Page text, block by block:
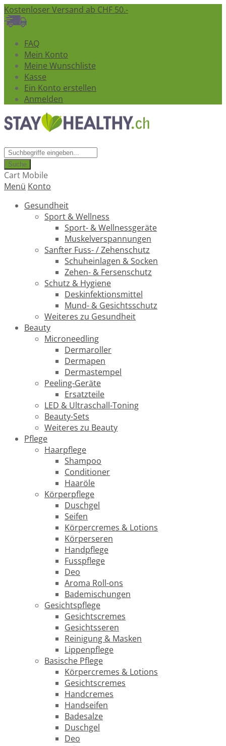
Kostenloser Versand ab CHF 50.-
FAQ
Mein Konto
Meine Wunschliste
Kasse
Ein Konto erstellen
Anmelden
Suche
Cart Mobile
Menü Konto
Gesundheit
Sport & Wellness
Sport- & Wellnessgeräte
Muskelverspannungen
Sanfter Fuss- / Zehenschutz
Schuheinlagen & Socken
Zehen- & Fersenschutz
Schutz & Hygiene
Deskinfektionsmittel
Mund- & Gesichtsschutz
Weiteres zu Gesundheit
Beauty
Microneedling
Dermaroller
Dermapen
Dermastempel
Peeling-Geräte
Ersatzteile
LED & Ultraschall-Toning
Beauty-Sets
Weiteres zu Beauty
Pflege
Haarpflege
Shampoo
Conditioner
Haaröle
Körperpflege
Duschgel
Seifen
Körpercremes & Lotions
Körperseren
Handpflege
Fusspflege
Deo
Aroma Roll-ons
Bademischungen
Gesichtspflege
Gesichtscremes
Gesichtsseren
Reinigung & Masken
Lippenpflege
Basische Pflege
Körpercremes & Lotions
Gesichtscremes
Handcremes
Handseifen
Badesalze
Duschgel
Deo